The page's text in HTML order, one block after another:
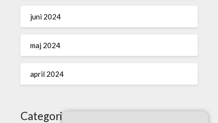
juni 2024
maj 2024
april 2024
Categories